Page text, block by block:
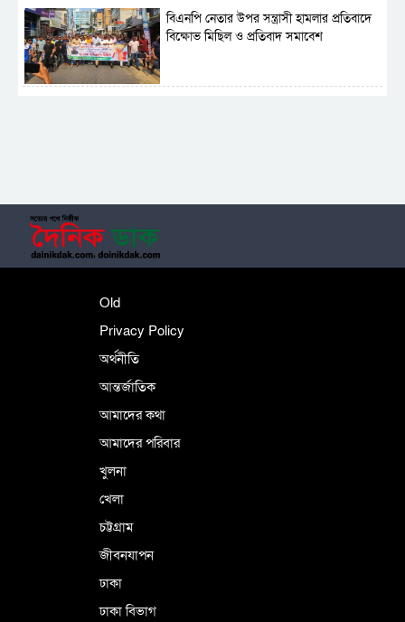
বিএনপি নেতার উপর সন্ত্রাসী হামলার প্রতিবাদে
বিক্ষোভ মিছিল ও প্রতিবাদ সমাবেশ
Old
Privacy Policy
অর্থনীতি
আন্তর্জাতিক
আমাদের কথা
আমাদের পরিবার
খুলনা
খেলা
চট্টগ্রাম
জীবনযাপন
ঢাকা
ঢাকা বিভাগ